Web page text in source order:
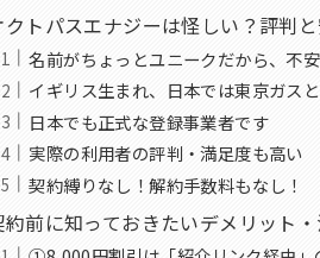
クトパスエナジーは怪しい？評判
名前がちょっとユニークだから、不
イギリス生まれ、日本では東京ガス
日本でも正式な登録事業者です
実際の利用者の評判・満足度も高い
契約縛りなし！解約手数料もなし！
約前に知っておきたいデメリット